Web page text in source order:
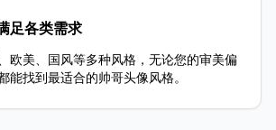
足各类需求
欧美、国风等多种风格，无论您的审美偏
能找到最适合的帅哥头像风格。